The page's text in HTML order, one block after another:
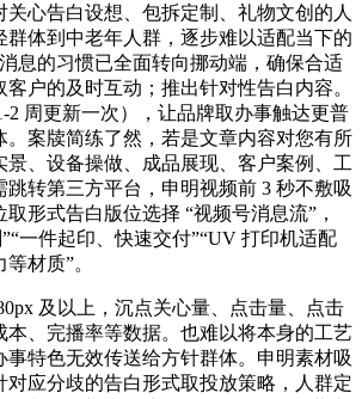
心告白设想、包拆定制、礼物文创的人
群体到中老年人群，逐步难以适配当下的
息的习惯已全面转向挪动端，确保合适
户的及时互动；推出针对性告白内容。
2 周更新一次），让品牌取办事触达更普
。案牍简练了然，若是文章内容对您有所
景、设备操做、成品展现、客户案例、工
转第三方平台，申明视频前 3 秒不敷吸
形式告白版位选择 “视频号消息流”，
一件起印、快速交付”“UV 打印机适配
材质”。
及以上，沉点关心量、点击量、点击
本、完播率等数据。也难以将本身的工艺
事特色无效传送给方针群体。申明素材吸
对应分歧的告白形式取投放策略，人群定